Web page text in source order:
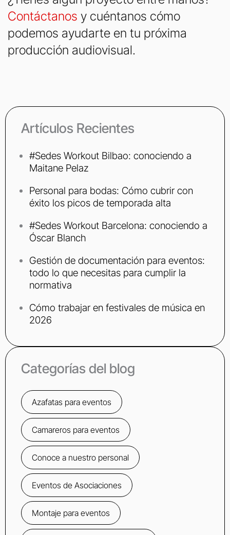
Contáctanos y cuéntanos cómo
podemos ayudarte en tu próxima
producción audiovisual.
Artículos Recientes
#Sedes Workout Bilbao: conociendo a
Maitane Pelaz
Personal para bodas: Cómo cubrir con
éxito los picos de temporada alta
#Sedes Workout Barcelona: conociendo a
Óscar Blanch
Gestión de documentación para eventos:
todo lo que necesitas para cumplir la
normativa
Cómo trabajar en festivales de música en
2026
Categorías del blog
Azafatas para eventos
Camareros para eventos
Conoce a nuestro personal
Eventos de Asociaciones
Montaje para eventos